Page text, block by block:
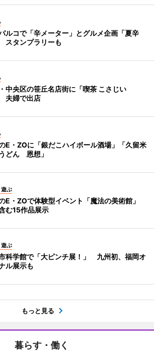
ルコで「辛メーター」とグルメ企画「夏辛
タンプラリーも
中央区の笹丘名店街に「喫茶 こさじい
夫婦で出店
E・ZOに「銀だこハイボール酒場」「久留米
どん 恩想」
遊ぶ
E・ZOで体験型イベント「魔法の美術館」
む15作品展示
遊ぶ
科学館で「大ピンチ展！」 九州初、福岡オ
ル展示も
もっと見る
暮らす・働く